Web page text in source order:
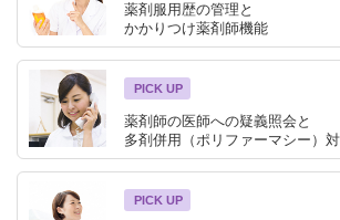
薬剤服用歴の管理と
かかりつけ薬剤師機能
PICK UP
薬剤師の医師への疑義照会と
多剤併用（ポリファーマシー）
PICK UP